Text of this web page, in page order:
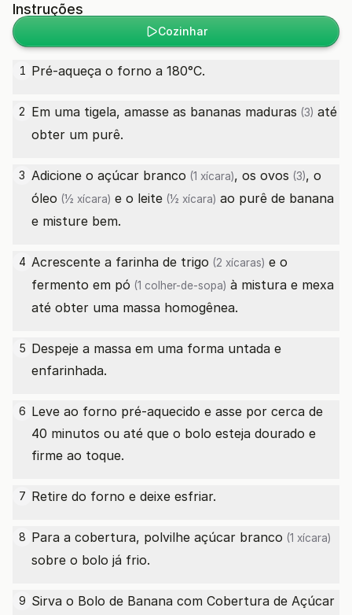
Instruções
Cozinhar
1 Pré-aqueça o forno a 180°C.
2 Em uma tigela, amasse as bananas maduras (3) até
obter um purê.
3 Adicione o açúcar branco (1 xícara), os ovos (3), o
óleo (½ xícara) e o leite (½ xícara) ao purê de banana
e misture bem.
4 Acrescente a farinha de trigo (2 xícaras) e o
fermento em pó (1 colher-de-sopa) à mistura e mexa
até obter uma massa homogênea.
5 Despeje a massa em uma forma untada e
enfarinhada.
6 Leve ao forno pré-aquecido e asse por cerca de
40 minutos ou até que o bolo esteja dourado e
firme ao toque.
7 Retire do forno e deixe esfriar.
8 Para a cobertura, polvilhe açúcar branco (1 xícara)
sobre o bolo já frio.
9 Sirva o Bolo de Banana com Cobertura de Açúcar